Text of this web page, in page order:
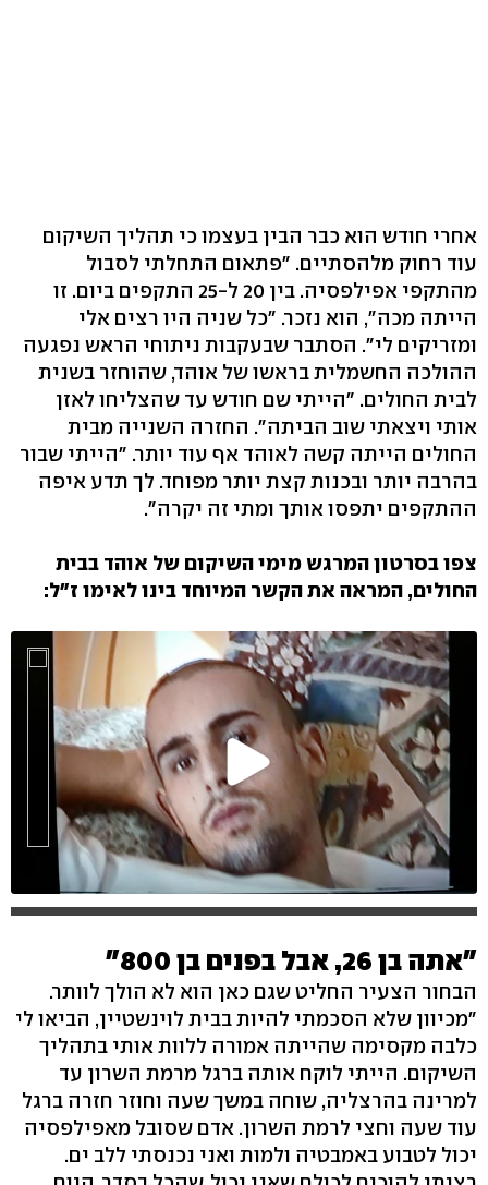
אחרי חודש הוא כבר הבין בעצמו כי תהליך השיקום
עוד רחוק מלהסתיים. "פתאום התחלתי לסבול
מהתקפי אפילפסיה. בין 20 ל-25 התקפים ביום. זו
הייתה מכה", הוא נזכר. "כל שניה היו רצים אלי
ומזריקים לי". הסתבר שבעקבות ניתוחי הראש נפגעה
ההולכה החשמלית בראשו של אוהד, שהוחזר בשנית
לבית החולים. "הייתי שם חודש עד שהצליחו לאזן
אותי ויצאתי שוב הביתה". החזרה השנייה מבית
החולים הייתה קשה לאוהד אף עוד יותר. "הייתי שבור
בהרבה יותר ובכנות קצת יותר מפוחד. לך תדע איפה
ההתקפים יתפסו אותך ומתי זה יקרה".
צפו בסרטון המרגש מימי השיקום של אוהד בבית
החולים, המראה את הקשר המיוחד בינו לאימו ז"ל:
"אתה בן 26, אבל בפנים בן 800"
הבחור הצעיר החליט שגם כאן הוא לא הולך לוותר.
"מכיוון שלא הסכמתי להיות בבית לוינשטיין, הביאו לי
כלבה מקסימה שהייתה אמורה ללוות אותי בתהליך
השיקום. הייתי לוקח אותה ברגל מרמת השרון עד
למרינה בהרצליה, שוחה במשך שעה וחוזר חזרה ברגל
עוד שעה וחצי לרמת השרון. אדם שסובל מאפילפסיה
יכול לטבוע באמבטיה ולמות ואני נכנסתי ללב ים.